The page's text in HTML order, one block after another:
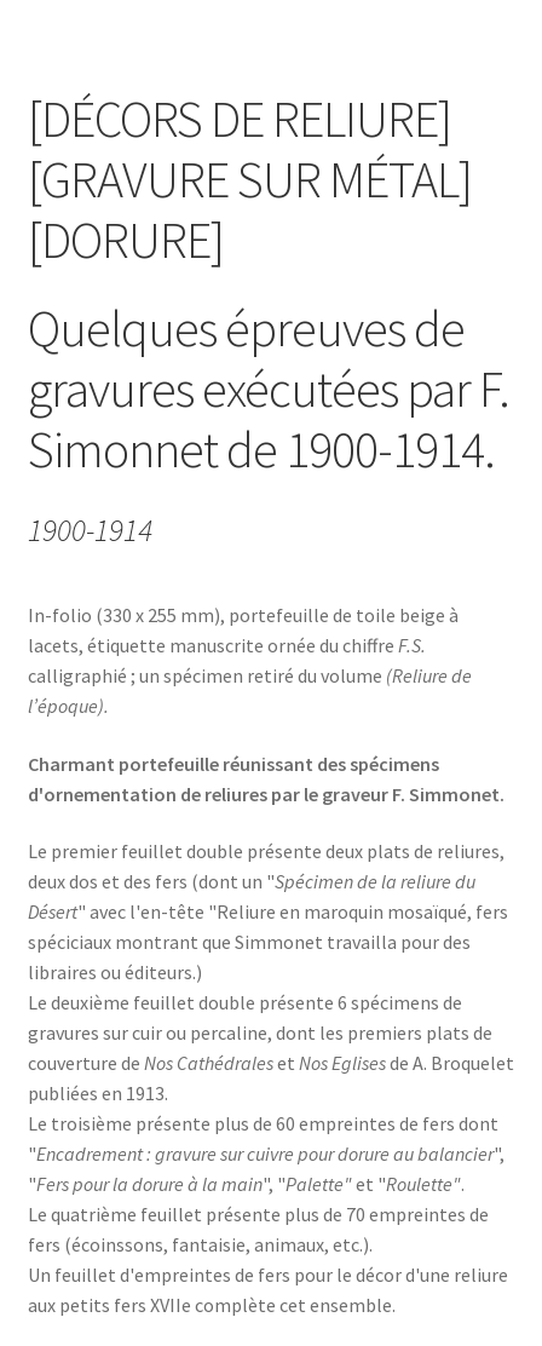
[DÉCORS DE RELIURE]
[GRAVURE SUR MÉTAL]
[DORURE]
Quelques épreuves de
gravures exécutées par F.
Simonnet de 1900-1914.
1900-1914
In-folio (330 x 255 mm), portefeuille de toile beige à
lacets, étiquette manuscrite ornée du chiffre F.S.
calligraphié ; un spécimen retiré du volume (Reliure de
l’époque).
Charmant portefeuille réunissant des spécimens
d'ornementation de reliures par le graveur F. Simmonet.
Le premier feuillet double présente deux plats de reliures,
deux dos et des fers (dont un "Spécimen de la reliure du
Désert" avec l'en-tête "Reliure en maroquin mosaïqué, fers
spéciciaux montrant que Simmonet travailla pour des
libraires ou éditeurs.)
Le deuxième feuillet double présente 6 spécimens de
gravures sur cuir ou percaline, dont les premiers plats de
couverture de Nos Cathédraleset Nos Eglisesde A. Broquelet
publiées en 1913.
Le troisième présente plus de 60 empreintes de fers dont
"Encadrement : gravure sur cuivre pour dorure au balancier",
"Fers pour la dorure à la main", "Palette"et "Roulette".
Le quatrième feuillet présente plus de 70 empreintes de
fers (écoinssons, fantaisie, animaux, etc.).
Un feuillet d'empreintes de fers pour le décor d'une reliure
aux petits fers XVIIe complète cet ensemble.